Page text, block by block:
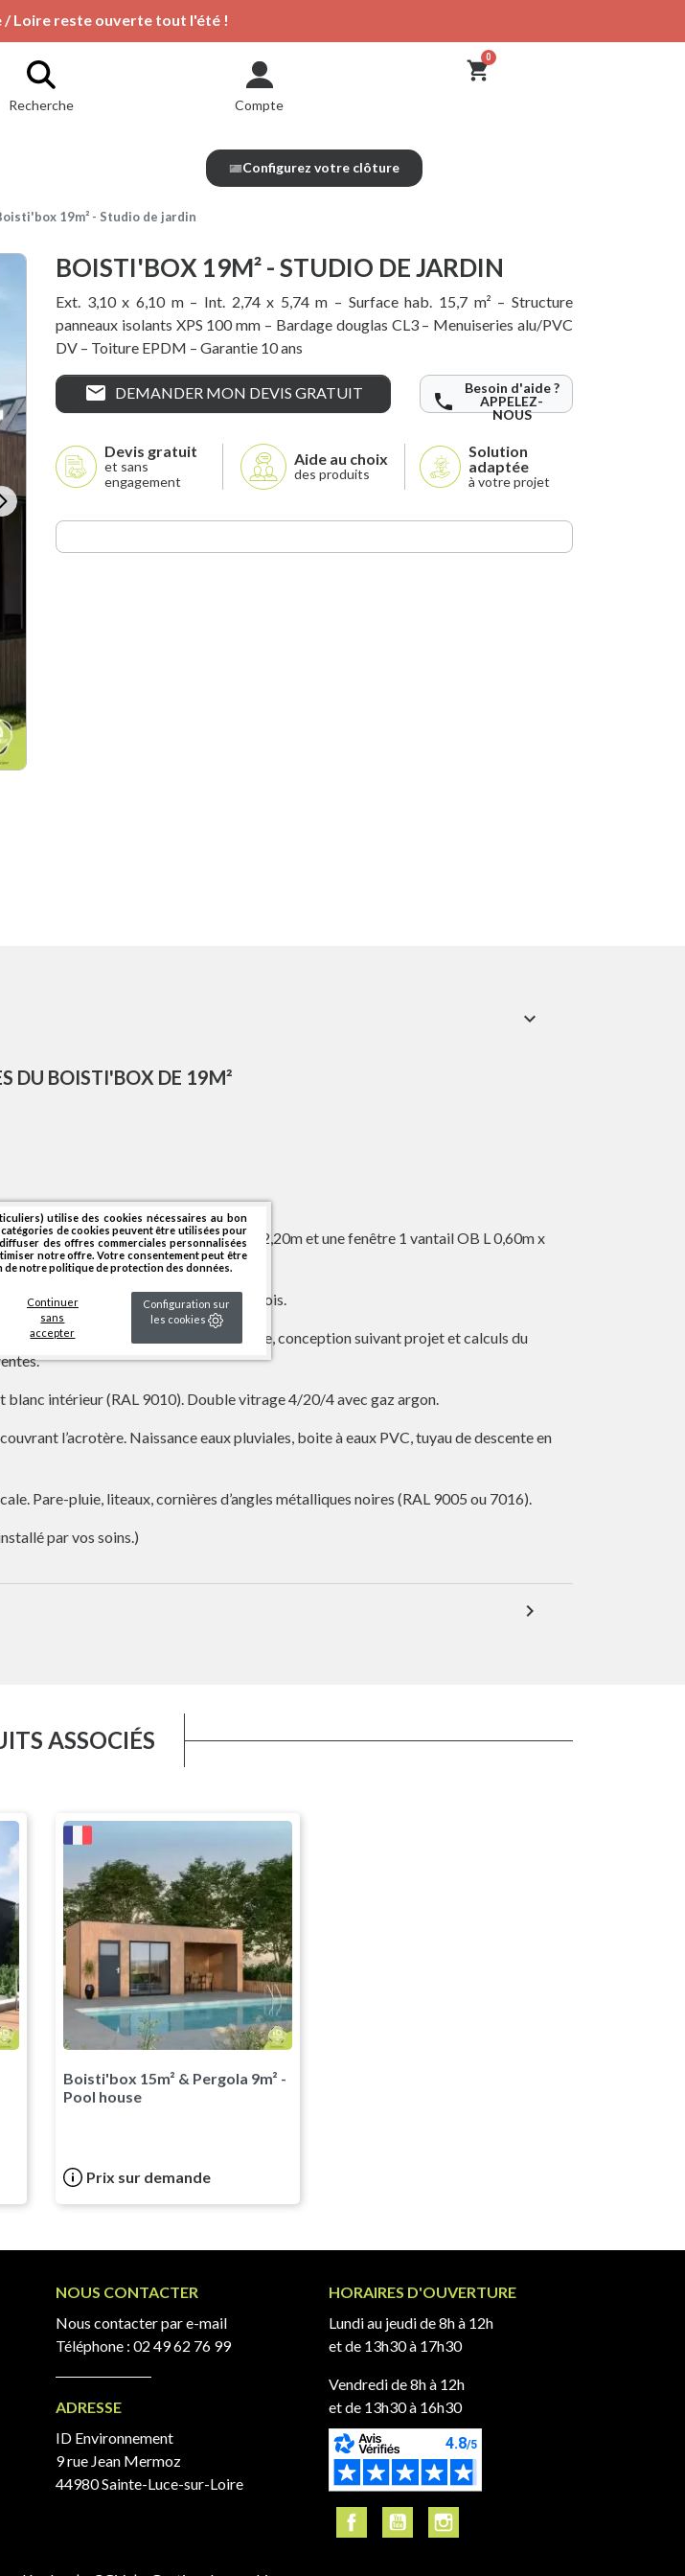
utilise des cookies nécessaires au bon
de cookies peuvent être utilisées pour
des offres commerciales personnalisées
notre offre. Votre consentement peut être
de notre politique de protection des données.
Continuer
sans
accepter
Configuration sur
les cookies
/ Loire reste ouverte tout l'été !
Recherche Compte
Configurez votre clôture
19m² - Studio de jardin
BOISTI'BOX 19M² - STUDIO DE JARDIN
Ext. 3,10 x 6,10 m – Int. 2,74 x 5,74 m – Surface hab. 15,7 m² – Structure
panneaux isolants XPS 100 mm – Bardage douglas CL3 – Menuiseries alu/PVC
DV – Toiture EPDM – Garantie 10 ans
mail DEMANDER MON DEVIS GRATUIT phone
Besoin d'aide ?
APPELEZ-
NOUS
Devis gratuit
et sans
engagement
Aide au choix
des produits
Solution
adaptée
à votre projet
expand_more
DU BOISTI'BOX DE 19M²
vantaux en alu gris/blanc L 1,80m x H 2,20m et une fenêtre 1 vantail OB L 0,60m x
galvanisé fixées sur une structure en bois.
isolant XPS) assemblés par vissage, conception suivant projet et calculs du
intérieur (RAL 9010). Double vitrage 4/20/4 avec gaz argon.
l’acrotère. Naissance eaux pluviales, boite à eaux PVC, tuyau de descente en
Pare-pluie, liteaux, cornières d’angles métalliques noires (RAL 9005 ou 7016).
par vos soins.)
expand_more
ASSOCIÉS
Boisti'box 15m² & Pergola 9m² -
Pool house
Prix sur demande
NOUS CONTACTER
Nous contacter par e-mail
Téléphone : 02 49 62 76 99
ADRESSE
ID Environnement
9 rue Jean Mermoz
44980 Sainte-Luce-sur-Loire
HORAIRES D'OUVERTURE
Lundi au jeudi de 8h à 12h
et de 13h30 à 17h30
Vendredi de 8h à 12h
et de 13h30 à 16h30